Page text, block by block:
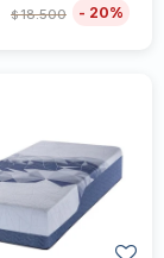
$18.500 20